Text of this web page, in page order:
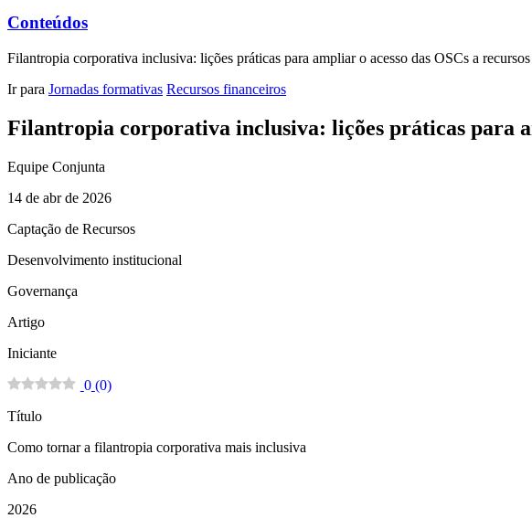
Conteúdos
Filantropia corporativa inclusiva: lições práticas para ampliar o acesso das OSCs a
Ir para Jornadas formativas Recursos financeiros
Filantropia corporativa inclusiva: lições práticas para
Equipe Conjunta
14 de abr de 2026
Captação de Recursos
Desenvolvimento institucional
Governança
Artigo
Iniciante
0 (0)
Título
Como tornar a filantropia corporativa mais inclusiva
Ano de publicação
2026